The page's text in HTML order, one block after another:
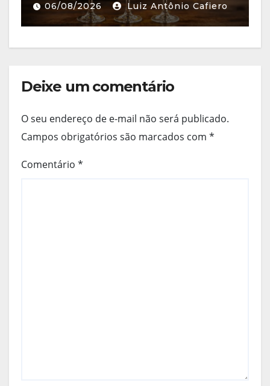
06/08/2026 Luiz Antônio Cafiero
Deixe um comentário
O seu endereço de e-mail não será publicado.
Campos obrigatórios são marcados com *
Comentário *